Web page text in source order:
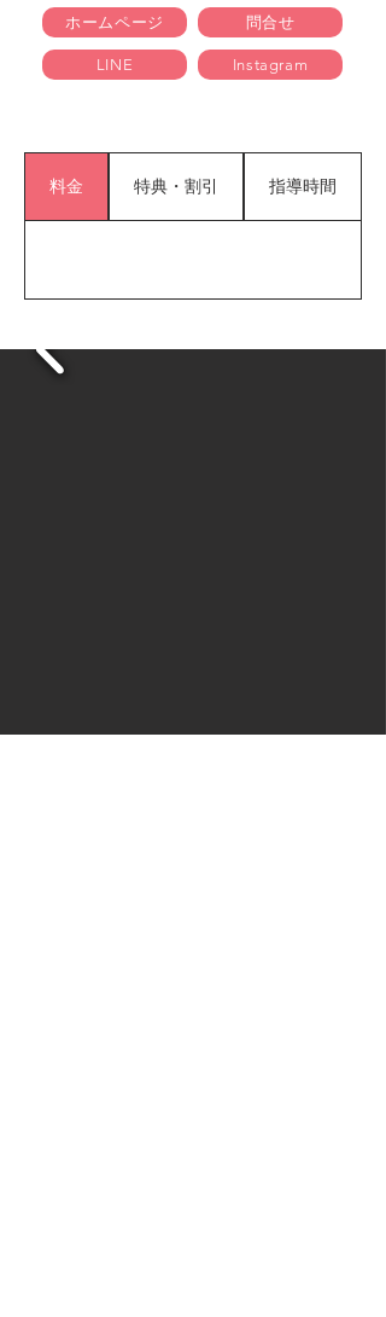
ホームページ 問合せ
LINE Instagram
料金 特典・割引 指導時間